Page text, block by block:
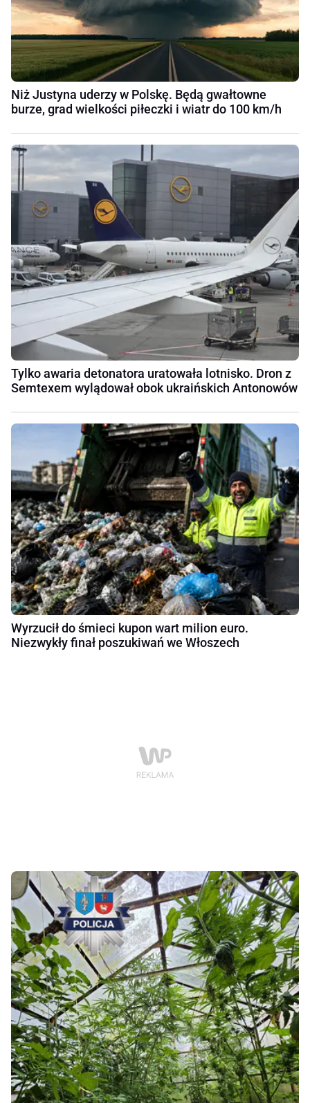
Niż Justyna uderzy w Polskę. Będą gwałtowne
burze, grad wielkości piłeczki i wiatr do 100 km/h
Tylko awaria detonatora uratowała lotnisko. Dron z
Semtexem wylądował obok ukraińskich Antonowów
Wyrzucił do śmieci kupon wart milion euro.
Niezwykły finał poszukiwań we Włoszech